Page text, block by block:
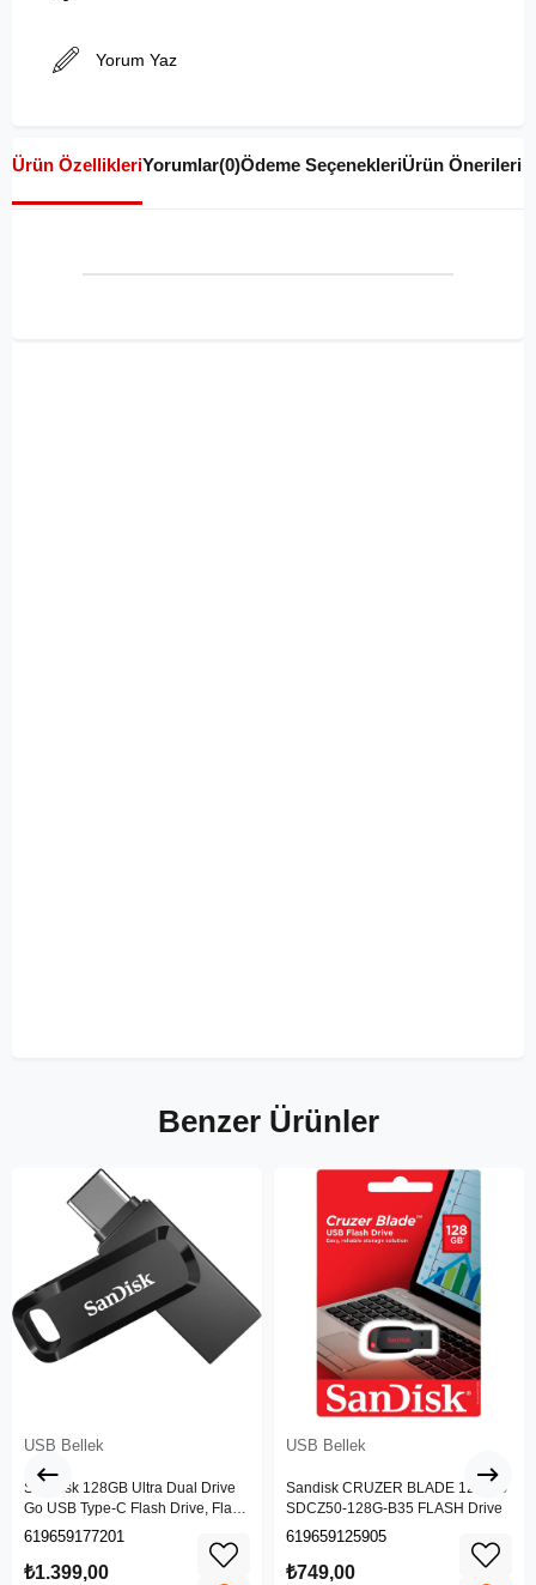
Yorum Yaz
Ürün ÖzellikleriYorumlar(0)Ödeme SeçenekleriÜrün Önerileri
Benzer Ürünler
USB Bellek
SanDisk 128GB Ultra Dual Drive
Go USB Type-C Flash Drive, Flash
Sürücü SDDDC3-128G-G46
619659177201
₺1.399,00
USB Bellek
Sandisk CRUZER BLADE 128 GB
SDCZ50-128G-B35 FLASH Drive
619659125905
₺749,00